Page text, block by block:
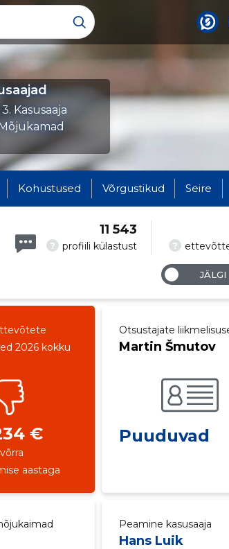
Kasusaaja
Kohustused Võrgustikud Seire
? profiili külastust
11 543
?
JÄLGI
2026 kokku
€
aastaga
Otsustajate
Martin Šmutov
Puuduvad
Peamine kasusaaja
Hans Luik